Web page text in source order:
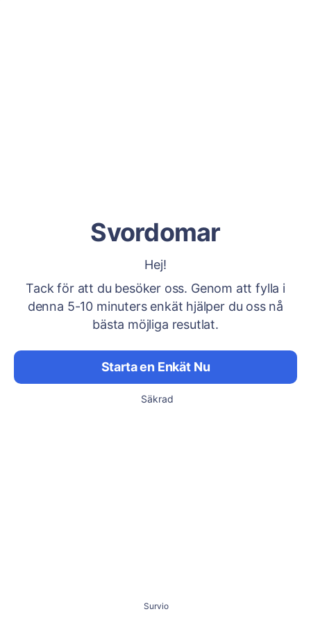
Svordomar
Hej!
Tack för att du besöker oss. Genom att fylla i
denna 5-10 minuters enkät hjälper du oss nå
bästa möjliga resutlat.
Starta en Enkät Nu
Säkrad
Survio